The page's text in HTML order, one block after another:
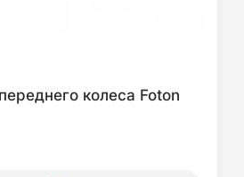
колеса Foton